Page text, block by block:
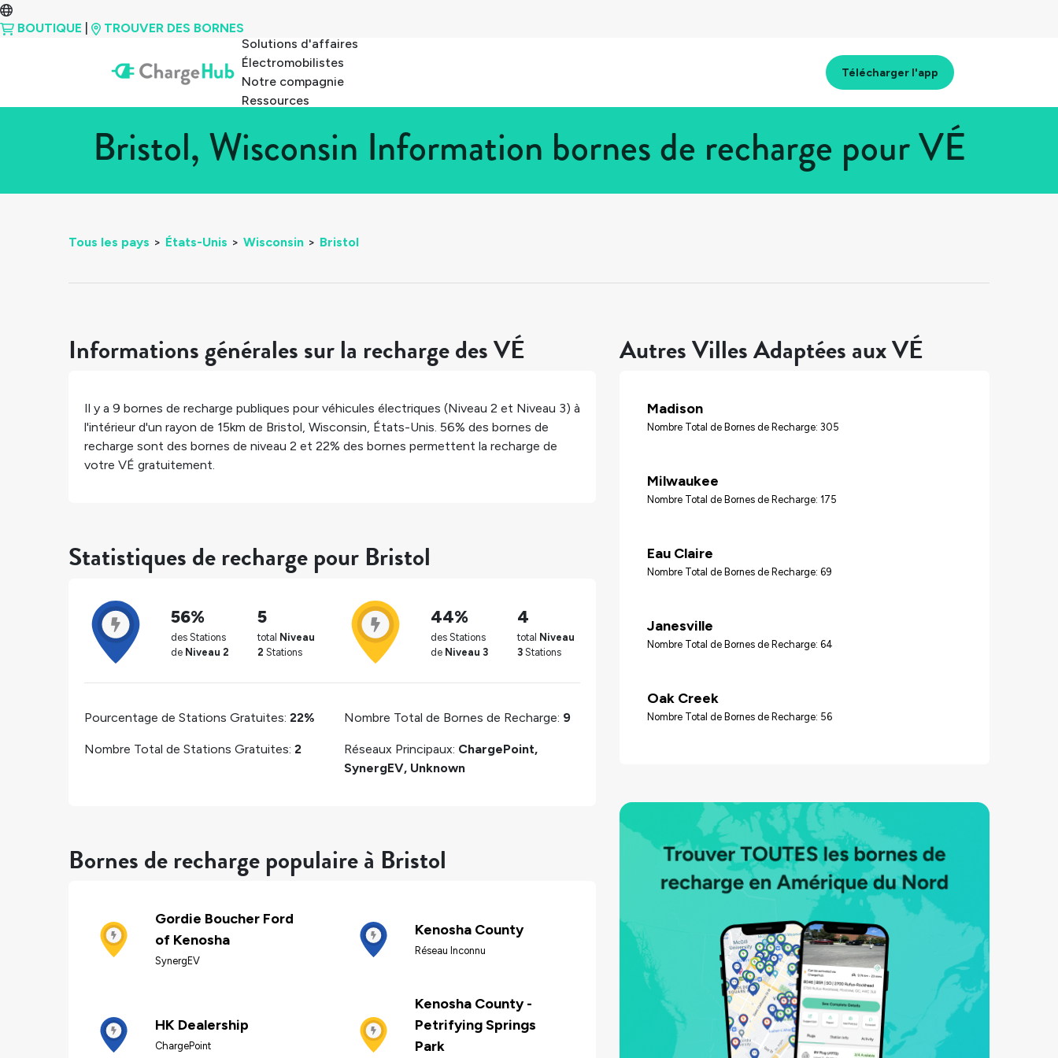
BOUTIQUE
TROUVER DES BORNES
Solutions d'affaires
Électromobilistes
Notre compagnie
Ressources
Télécharger l'app
Bristol, Wisconsin Information bornes de recharge pour VÉ
Tous les pays > États-Unis > Wisconsin > Bristol
Informations générales sur la recharge des VÉ
Il y a 9 bornes de recharge publiques pour véhicules électriques (Niveau 2 et Niveau 3) à
l'intérieur d'un rayon de 15km de Bristol, Wisconsin, États-Unis. 56% des bornes de
recharge sont des bornes de niveau 2 et 22% des bornes permettent la recharge de
votre VÉ gratuitement.
Statistiques de recharge pour Bristol
56%
des Stations
de Niveau 2
5
total Niveau
2 Stations
44%
des Stations
de Niveau 3
4
total Niveau
3 Stations
Pourcentage de Stations Gratuites: 22%
Nombre Total de Stations Gratuites: 2
Nombre Total de Bornes de Recharge: 9
Réseaux Principaux: ChargePoint,
SynergEV, Unknown
Bornes de recharge populaire à Bristol
Gordie Boucher Ford
of Kenosha
SynergEV
Kenosha County
Réseau Inconnu
HK Dealership
ChargePoint
Kenosha County -
Petrifying Springs
Park
Autres Villes Adaptées aux VÉ
Madison
Nombre Total de Bornes de Recharge: 305
Milwaukee
Nombre Total de Bornes de Recharge: 175
Eau Claire
Nombre Total de Bornes de Recharge: 69
Janesville
Nombre Total de Bornes de Recharge: 64
Oak Creek
Nombre Total de Bornes de Recharge: 56